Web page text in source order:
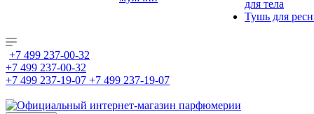
для тела
Тушь для
+7 499 237-00-32
+7 499 237-00-32
+7 499 237-19-07 +7 499 237-19-07